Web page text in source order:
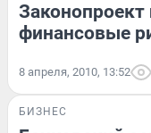
финансовые
8 апреля, 2010, 13:52
БИЗНЕС